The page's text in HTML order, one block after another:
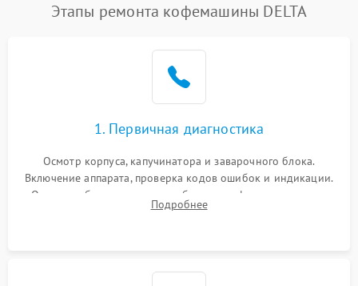
Этапы ремонта кофемашины DELTA
1. Первичная диагностика
Осмотр корпуса, капучинатора и заварочного блока.
Включение аппарата, проверка кодов ошибок и индикации.
Оценка работы помпы, термоблока и кофемолки на слух.
Измерение температуры и давления воды для выявления
Подробнее